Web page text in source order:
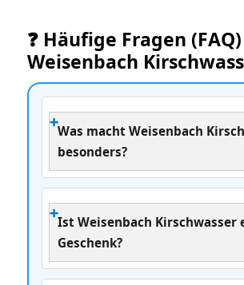
❓ Häufige Fragen
Weisenbach
Was macht Weisenbach
besonders?
Ist Weisenbach Kirschwasser
Geschenk?